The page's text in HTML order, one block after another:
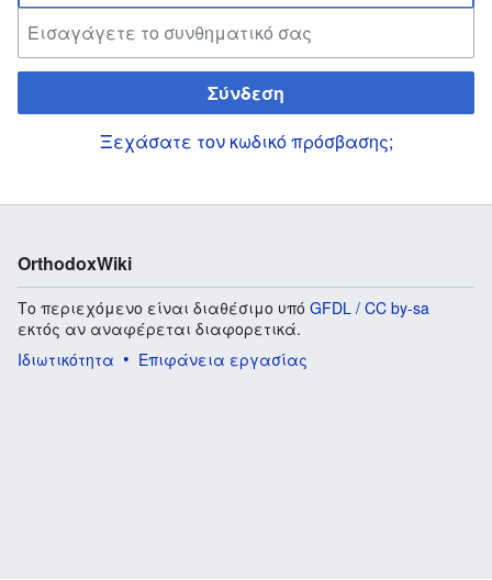
Σύνδεση
Ξεχάσατε τον κωδικό πρόσβασης;
OrthodoxWiki
Το περιεχόμενο είναι διαθέσιμο υπό GFDL / CC by-sa
εκτός αν αναφέρεται διαφορετικά.
Ιδιωτικότητα
Επιφάνεια εργασίας